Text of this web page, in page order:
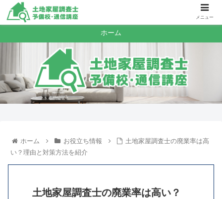
ホーム
ホーム お役立ち情報
土地家屋調査士の廃業率は高
い？理由と対策方法を紹介
土地家屋調査士の廃業率は高い？
メニュー